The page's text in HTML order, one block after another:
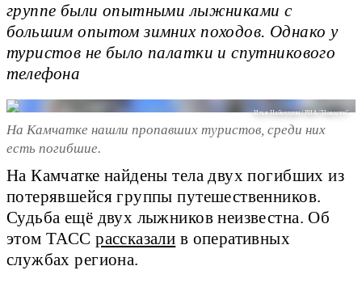
группе были опытными лыжниками с
большим опытом зимних походов. Однако у
туристов не было палатки и спутникового
телефона
Илья Наймушин / РИА "Новости"
На Камчатке нашли пропавших туристов, среди них
есть погибшие.
На Камчатке найдены тела двух погибших из
потерявшейся группы путешественников.
Судьба ещё двух лыжников неизвестна. Об
этом ТАССрассказали в оперативных
службах региона.